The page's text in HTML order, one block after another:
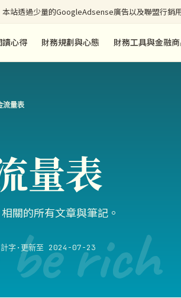
本站透過少量的GoogleAdsense廣告以及聯盟行銷
讀心得 財務規劃與心態 財務工具與金融
rich
流量表
量表
關的所有文章與筆記。
字 ·更新至 2024-07-23